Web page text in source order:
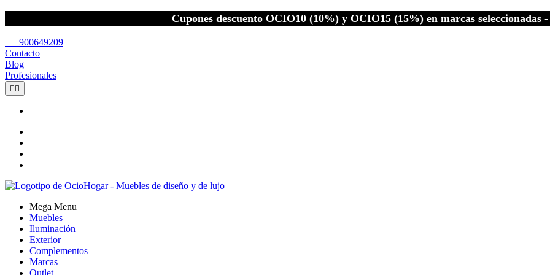
Cupones descuento OCIO10 (10%) y OCIO15 (15%) en marcas seleccionadas
900649209
Contacto
Blog
Profesionales
 
Mega Menu
Muebles
Iluminación
Exterior
Complementos
Marcas
Outlet